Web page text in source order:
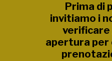
Prima di
invitiamo i
verificare
apertura per